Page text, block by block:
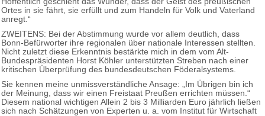
Ortes in sie fährt, sie erfüllt und zum Handeln für Volk und Vaterland
anregt.“
ZWEITENS: Bei der Abstimmung wurde vor allem deutlich, dass
Bonn-Befürworter ihre regionalen über nationale Interessen stellten.
Nicht zuletzt diese Erkenntnis bestärkte mich in dem vom Alt-
Bundespräsidenten Horst Köhler unterstützten Streben nach einer
kritischen Überprüfung des bundesdeutschen Föderalsystems.
Sie kennen meine unmissverständliche Ansage: „Im Übrigen bin ich
der Meinung, dass wir einen Freistaat Preußen errichten müssen.“
Diesem national wichtigen Allein 2 bis 3 Milliarden Euro jährlich ließen
sich nach Schätzungen von Experten u. a. vom Institut für Wirtschaft